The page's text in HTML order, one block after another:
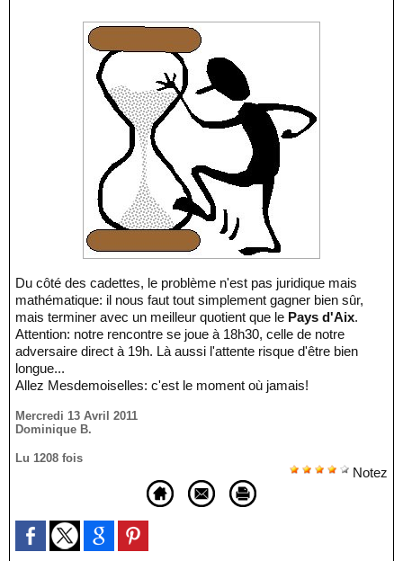
Du côté des cadettes, le problème n'est pas juridique mais
mathématique: il nous faut tout simplement gagner bien sûr,
mais terminer avec un meilleur quotient que le Pays d'Aix.
Attention: notre rencontre se joue à 18h30, celle de notre
adversaire direct à 19h. Là aussi l'attente risque d'être bien
longue...
Allez Mesdemoiselles: c'est le moment où jamais!
Mercredi 13 Avril 2011
Dominique B.
Lu 1208 fois
Notez